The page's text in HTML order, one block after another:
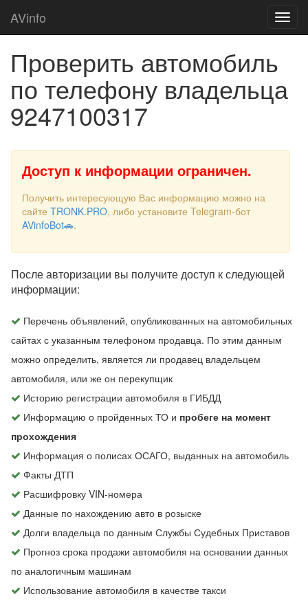
AVinfo
Проверить автомобиль
по телефону владельца
9247100317
Доступ к информации ограничен.
Получить интересующую Вас информацию можно на
сайте TRONK.PRO, либо установите Telegram-бот
AVinfoBot🚗.
После авторизации вы получите доступ к следующей
информации:
Перечень объявлений, опубликованных на автомобильных
сайтах с указанным телефоном продавца. По этим данным
можно определить, является ли продавец владельцем
автомобиля, или же он перекупщик
Историю регистрации автомобиля в ГИБДД
Информацию о пройденных ТО и пробеге на момент
прохождения
Информация о полисах ОСАГО, выданных на автомобиль
Факты ДТП
Расшифровку VIN-номера
Данные по нахождению авто в розыске
Долги владельца по данным Службы Судебных Приставов
Прогноз срока продажи автомобиля на основании данных
по аналогичным машинам
Использование автомобиля в качестве такси